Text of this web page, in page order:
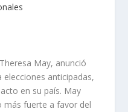
May, anunció
anticipadas,
en su país. May
más fuerte a favor del